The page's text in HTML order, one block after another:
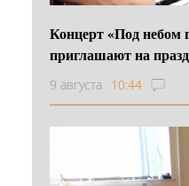
Концерт «Под небом
приглашают на
9 августа 10:44